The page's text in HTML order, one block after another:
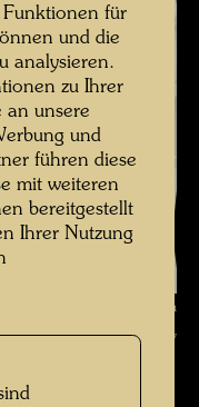
Unbekannt Unknown
© Hundertwasser Archiv
Jahren
Funktionen für
und die
analysieren.
zu Ihrer
an unsere
und
führen diese
mit weiteren
bereitgestellt
Ihrer Nutzung